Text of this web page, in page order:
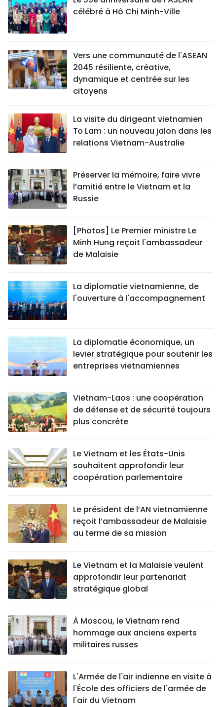
célébré à Hô Chi Minh-Ville
Vers une communauté de l'ASEAN
2045 résiliente, créative,
dynamique et centrée sur les
citoyens
La visite du dirigeant vietnamien
To Lam : un nouveau jalon dans les
relations Vietnam-Australie
Préserver la mémoire, faire vivre
l’amitié entre le Vietnam et la
Russie
[Photos] Le Premier ministre Le
Minh Hung reçoit l'ambassadeur
de Malaisie
La diplomatie vietnamienne, de
l'ouverture à l'accompagnement
La diplomatie économique, un
levier stratégique pour soutenir les
entreprises vietnamiennes
Vietnam-Laos : une coopération
de défense et de sécurité toujours
plus concrète
Le Vietnam et les États-Unis
souhaitent approfondir leur
coopération parlementaire
Le président de l’AN vietnamienne
reçoit l’ambassadeur de Malaisie
au terme de sa mission
Le Vietnam et la Malaisie veulent
approfondir leur partenariat
stratégique global
À Moscou, le Vietnam rend
hommage aux anciens experts
militaires russes
L'Armée de l'air indienne en visite à
l'École des officiers de l'armée de
l'air du Vietnam